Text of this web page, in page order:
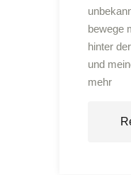
bewege
hinter
und
mehr